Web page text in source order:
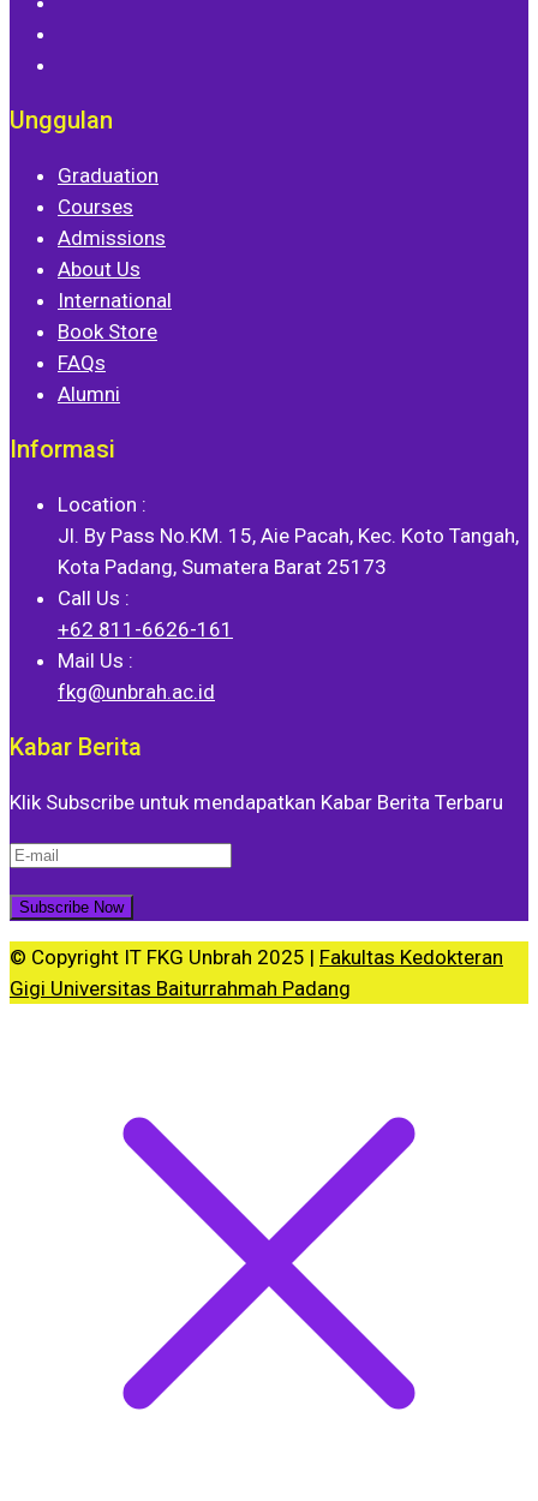
Unggulan
Graduation
Courses
Admissions
About Us
International
Book Store
FAQs
Alumni
Informasi
Location :
Jl. By Pass No.KM. 15, Aie Pacah, Kec. Koto Tangah,
Kota Padang, Sumatera Barat 25173
Call Us :
+62 811-6626-161
Mail Us :
fkg@unbrah.ac.id
Kabar Berita
Klik Subscribe untuk mendapatkan Kabar Berita Terbaru
© Copyright IT FKG Unbrah 2025 | Fakultas Kedokteran
Gigi Universitas Baiturrahmah Padang